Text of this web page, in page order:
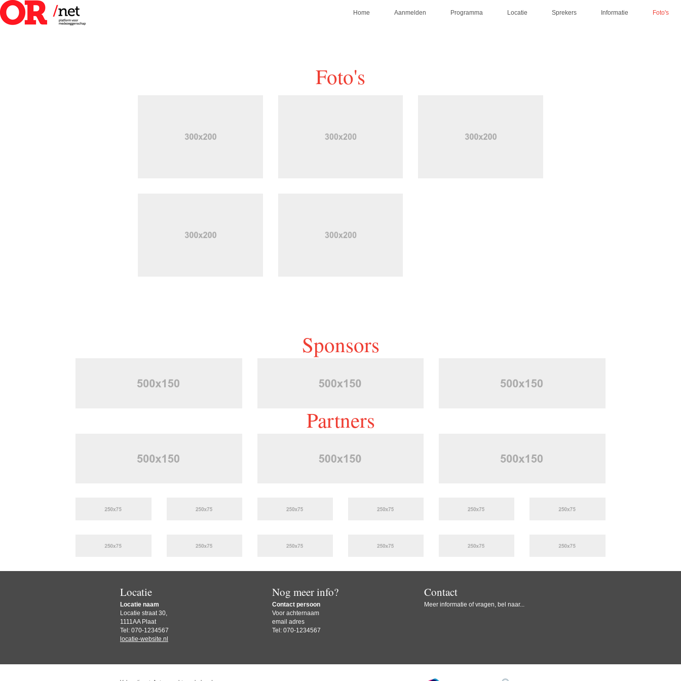
Home Aanmelden Programma Locatie Sprekers Informatie Foto's
Foto's
Sponsors
Partners
Locatie
Locatie naam
Locatie straat 30,
1111AA Plaat
Tel: 070-1234567
locatie-website.nl
Nog meer info?
Contact persoon
Voor achternaam
email adres
Tel: 070-1234567
Contact
Meer informatie of vragen, bel naar...